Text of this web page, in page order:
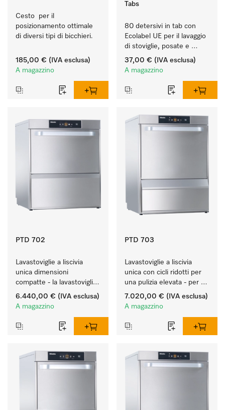
Cesto  per il
posizionamento ottimale
di diversi tipi di bicchieri.
185,00 € (IVA esclusa)
A magazzino
Tabs
80 detersivi in tab con
Ecolabel UE per il lavaggio
di stoviglie, posate e
bicchieri molto sporchi.
37,00 € (IVA esclusa)
A magazzino
PTD 702
Lavastoviglie a liscivia
unica dimensioni
compatte - la lavastoviglie
per bistro da 60 cm.
6.440,00 € (IVA esclusa)
A magazzino
PTD 703
Lavastoviglie a liscivia
unica con cicli ridotti per
una pulizia elevata - per
l'uso universale.
7.020,00 € (IVA esclusa)
A magazzino